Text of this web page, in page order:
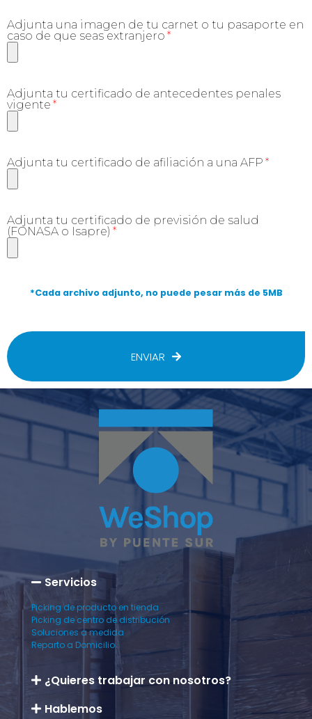
Adjunta una imagen de tu carnet o tu pasaporte en
caso de que seas extranjero
Adjunta tu certificado de antecedentes penales
vigente
Adjunta tu certificado de afiliación a una AFP
Adjunta tu certificado de previsión de salud
(FONASA o Isapre)
*Cada archivo adjunto, no puede pesar más de 5MB
ENVIAR
Servicios
Picking de producto en tienda
Picking de centro de distribución
Soluciones a medida
Reparto a Domicilio
¿Quieres trabajar con nosotros?
Hablemos